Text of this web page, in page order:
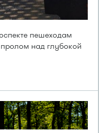
пешеходам
пролом над глубокой